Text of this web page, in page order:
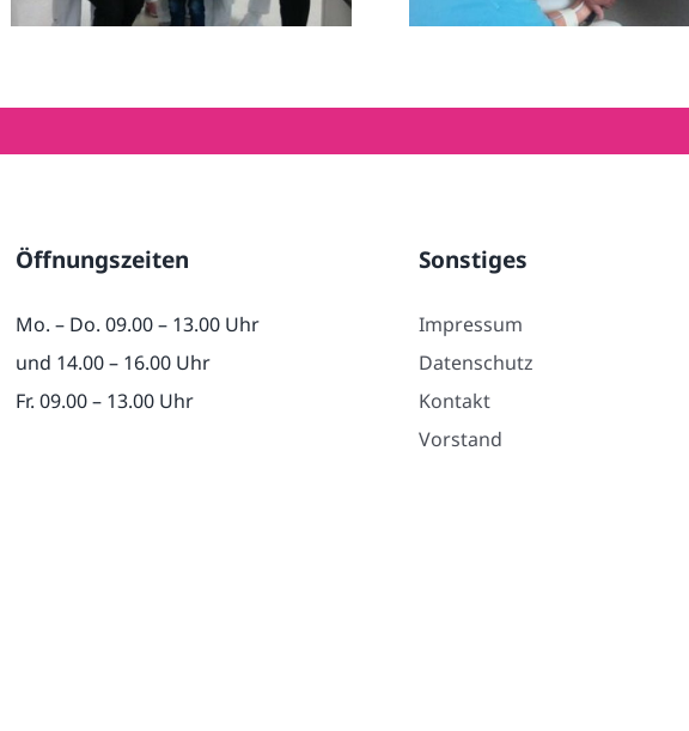
Öffnungszeiten
Mo. – Do. 09.00 – 13.00 Uhr
und 14.00 – 16.00 Uhr
Fr. 09.00 – 13.00 Uhr
Sonstiges
Impressum
Datenschutz
Kontakt
Vorstand